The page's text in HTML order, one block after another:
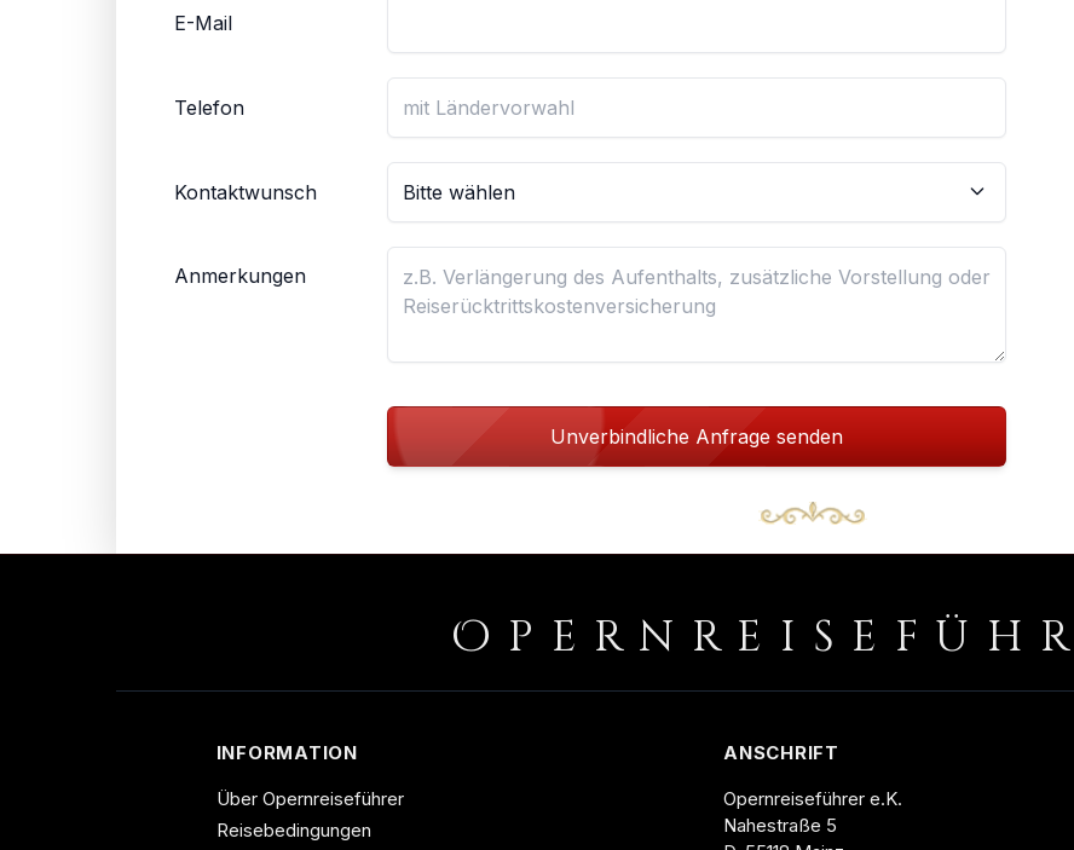
E-Mail
Telefon
Kontaktwunsch
Anmerkungen
Unverbindliche Anfrage senden
O
INFORMATION
Über Opernreiseführer
Reisebedingungen
ANSCHRIFT
Opernreiseführer e.K.
Nahestraße 5